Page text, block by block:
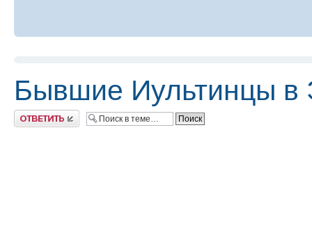
Бывшие Иультинцы в
Ответить